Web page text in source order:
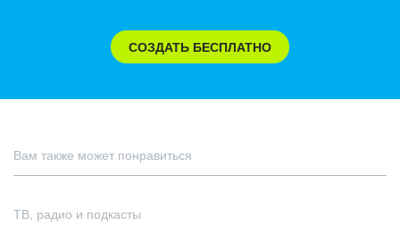
СОЗДАТЬ БЕСПЛАТНО
Вам также может понравиться
ТВ, радио и подкасты